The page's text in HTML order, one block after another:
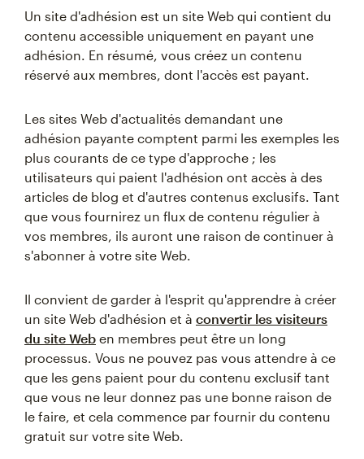
Un site d'adhésion est un site Web qui contient du
contenu accessible uniquement en payant une
adhésion. En résumé, vous créez un contenu
réservé aux membres, dont l'accès est payant.
Les sites Web d'actualités demandant une
adhésion payante comptent parmi les exemples les
plus courants de ce type d'approche ; les
utilisateurs qui paient l'adhésion ont accès à des
articles de blog et d'autres contenus exclusifs. Tant
que vous fournirez un flux de contenu régulier à
vos membres, ils auront une raison de continuer à
s'abonner à votre site Web.
Il convient de garder à l'esprit qu'apprendre à créer
un site Web d'adhésion et à convertir les visiteurs
du site Web en membres peut être un long
processus. Vous ne pouvez pas vous attendre à ce
que les gens paient pour du contenu exclusif tant
que vous ne leur donnez pas une bonne raison de
le faire, et cela commence par fournir du contenu
gratuit sur votre site Web.